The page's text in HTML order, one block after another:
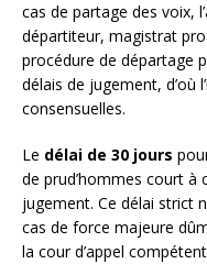
cas de partage des voix,
départiteur, magistrat
procédure de départage
délais de jugement, d’où
consensuelles.
Le délai de 30 jours
de prud’hommes court
jugement. Ce délai strict
cas de force majeure
la cour d’appel